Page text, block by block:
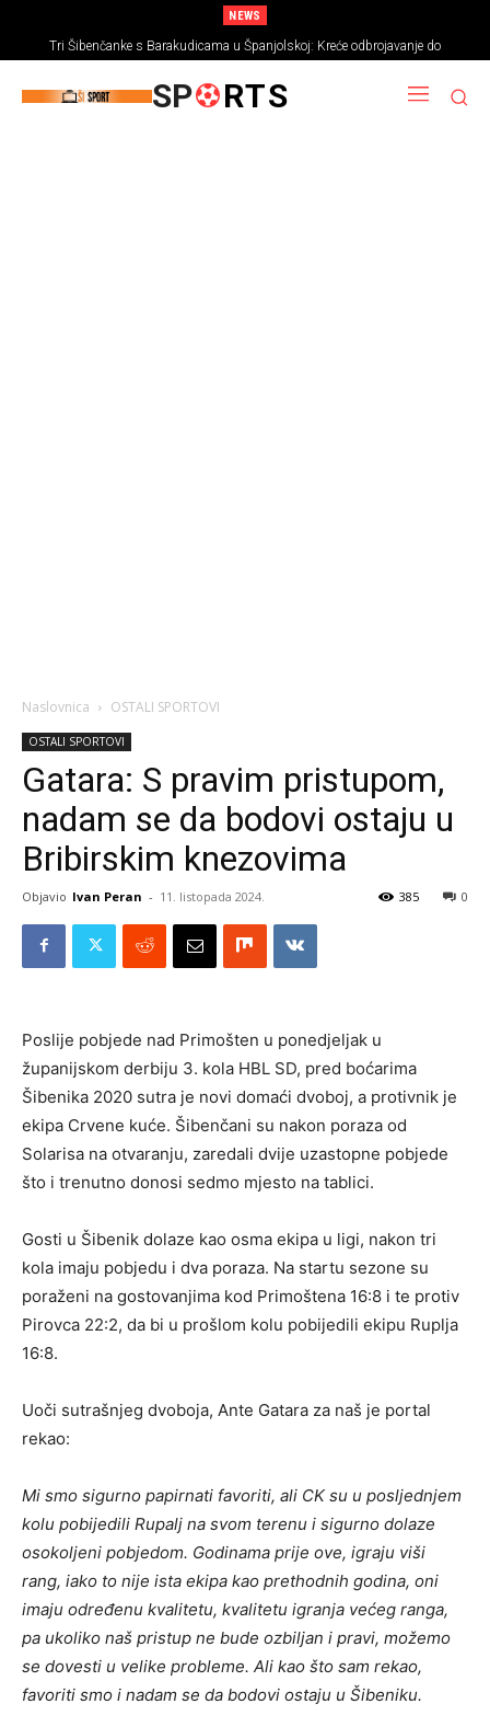
NEWS
Tri Šibenčanke s Barakudicama u Španjolskoj: Kreće odbrojavanje do
Europskog prvenstva
SP RTS
Naslovnica OSTALI SPORTOVI
OSTALI SPORTOVI
Gatara: S pravim pristupom,
nadam se da bodovi ostaju u
Bribirskim knezovima
Objavio Ivan Peran - 11. listopada 2024. 0
385
Poslije pobjede nad Primošten u ponedjeljak u
županijskom derbiju 3. kola HBL SD, pred boćarima
Šibenika 2020 sutra je novi domaći dvoboj, a protivnik je
ekipa Crvene kuće. Šibenčani su nakon poraza od
Solarisa na otvaranju, zaredali dvije uzastopne pobjede
što i trenutno donosi sedmo mjesto na tablici.
Gosti u Šibenik dolaze kao osma ekipa u ligi, nakon tri
kola imaju pobjedu i dva poraza. Na startu sezone su
poraženi na gostovanjima kod Primoštena 16:8 i te protiv
Pirovca 22:2, da bi u prošlom kolu pobijedili ekipu Ruplja
16:8.
Uoči sutrašnjeg dvoboja, Ante Gatara za naš je portal
rekao:
Mi smo sigurno papirnati favoriti, ali CK su u posljednjem
kolu pobijedili Rupalj na svom terenu i sigurno dolaze
osokoljeni pobjedom. Godinama prije ove, igraju viši
rang, iako to nije ista ekipa kao prethodnih godina, oni
imaju određenu kvalitetu, kvalitetu igranja većeg ranga,
pa ukoliko naš pristup ne bude ozbiljan i pravi, možemo
se dovesti u velike probleme. Ali kao što sam rekao,
favoriti smo i nadam se da bodovi ostaju u Šibeniku.